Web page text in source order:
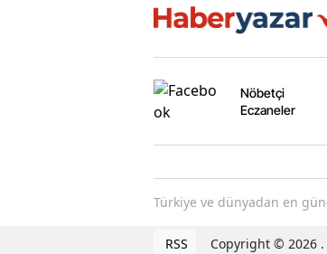
Nöbetçi
Eczaneler
Türkiye ve dünyadan en
RSS Copyright © 2026 .